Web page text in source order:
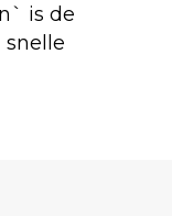
is de
snelle